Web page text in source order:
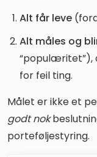
Alt får leve
Alt måles og
“populæritet”),
for feil ting.
Målet er ikke et
godt nok
porteføljestyring.